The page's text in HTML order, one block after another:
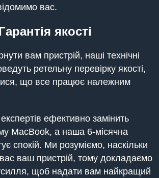
вас.
якості
вам пристрій, наші технічні
ретельну перевірку якості,
що все працює належним
ефективно замінить
MacBook, а наша 6-місячна
спокій. Ми розуміємо, наскільки
ваш пристрій, тому докладаємо
щоб надати вам найкращий